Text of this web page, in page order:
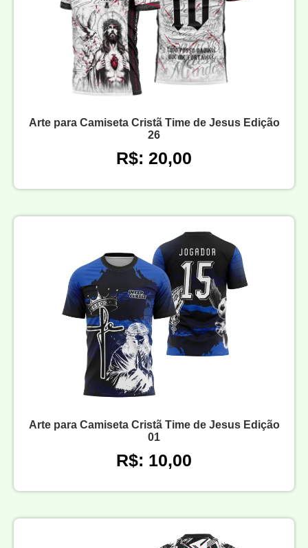
Arte para Camiseta Cristã Time de Jesus Edição
26
R$: 20,00
Arte para Camiseta Cristã Time de Jesus Edição
01
R$: 10,00